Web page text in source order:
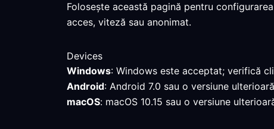
Folosește această pagină pentru
acces, viteză sau anonimat.
Devices
Windows: Windows este acceptat; verifică
Android: Android 7.0 sau o versiune
macOS: macOS 10.15 sau o versiune